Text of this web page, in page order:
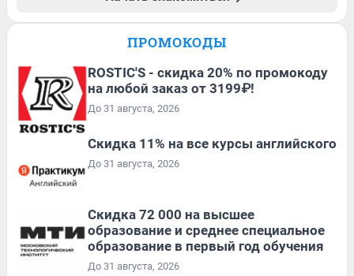
ПРОМОКОДЫ
ROSTIC'S - скидка 20% по промокоду
на любой заказ от 3199₽!
До 31 августа, 2026
Скидка 11% на все курсы английского
До 31 августа, 2026
Скидка 72 000 на высшее
образование и среднее специальное
образование в первый год обучения
До 31 августа, 2026